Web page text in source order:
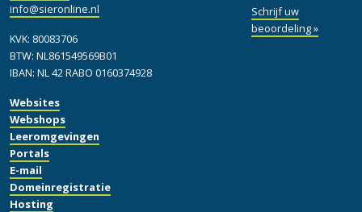
Websites
Webshops
Leeromgevingen
Portals
E-mail
Domeinregistratie
Hosting
Schrijf uw
beoordeling »
info@sieronline.nl
KVK: 80083706
BTW: NL861549569B01
IBAN: NL 42 RABO 0160374928